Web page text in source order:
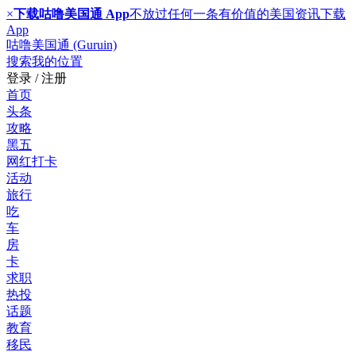
×下载咕噜美国通 App不放过任何一条有价值的美国资讯下载
App
咕噜美国通 (Guruin)
搜索我的位置
登录 / 注册
首页
头条
攻略
黑五
网红打卡
活动
旅行
吃
车
房
卡
求职
热投
话题
教育
移民